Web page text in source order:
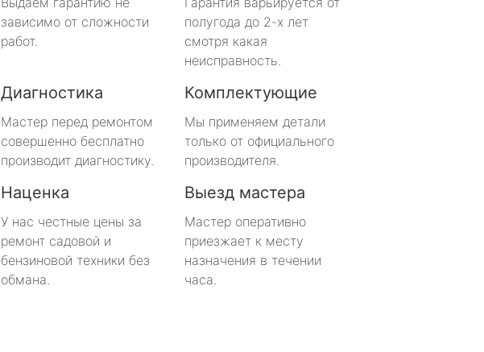
зависимо от сложности
работ.
полугода до 2-х лет
смотря какая
неисправность.
Диагностика
Мастер перед ремонтом
совершенно бесплатно
производит диагностику.
Комплектующие
Мы применяем детали
только от официального
производителя.
Наценка
У нас честные цены за
ремонт садовой и
бензиновой техники без
обмана.
Выезд мастера
Мастер оперативно
приезжает к месту
назначения в течении
часа.